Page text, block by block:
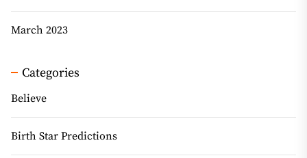
March 2023
Categories
Believe
Birth Star Predictions